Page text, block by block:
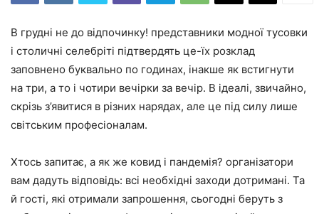
В грудні не до відпочинку! представники модної тусовки
і столичні селебріті підтвердять це-їх розклад
заповнено буквально по годинах, інакше як встигнути
на три, а то і чотири вечірки за вечір. В ідеалі, звичайно,
скрізь з’явитися в різних нарядах, але це під силу лише
світським професіоналам.
Хтось запитає, а як же ковид і пандемія? організатори
вам дадуть відповідь: всі необхідні заходи дотримані. Та
й гості, які отримали запрошення, сьогодні беруть з